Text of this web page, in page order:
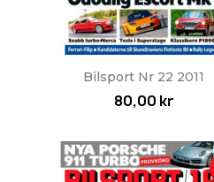
Snabbvy
Bilsport Nr 22 2011
80,00 kr